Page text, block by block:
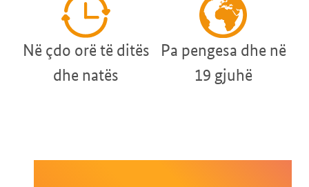
Në çdo orë të ditës
dhe natës
Pa pengesa dhe në
19 gjuhë